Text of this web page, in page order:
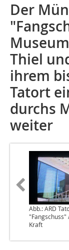
Der
Thiel
ihrem
Tatort
durchs
weiter
Abb.: ARD
"Fangschuss"
Kraft